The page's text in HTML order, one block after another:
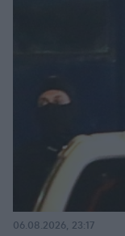
06.08.2026, 23:17